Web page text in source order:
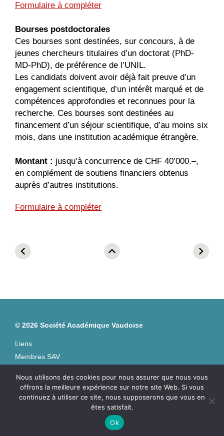
Formulaire à compléter
Bourses postdoctorales
Ces bourses sont destinées, sur concours, à de
jeunes chercheurs titulaires d’un doctorat (PhD-
MD-PhD), de préférence de l’UNIL.
Les candidats doivent avoir déjà fait preuve d’un
engagement scientifique, d’un intérêt marqué et de
compétences approfondies et reconnues pour la
recherche. Ces bourses sont destinées au
financement d’un séjour scientifique, d’au moins six
mois, dans une institution académique étrangère.
Montant : jusqu’à concurrence de CHF 40’000.–,
en complément de soutiens financiers obtenus
auprès d’autres institutions.
Formulaire à compléter
chevron_left expand_less chevron_right
Nous utilisons des cookies pour nous assurer que nous vous
offrons la meilleure expérience sur notre site Web. Si vous
continuez à utiliser ce site, nous supposerons que vous en
êtes satisfait.
Ok
© 2026 Société Académique Vaudoise
Liens
Membres SAV
LinkedIn